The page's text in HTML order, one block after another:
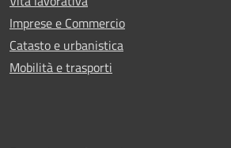
Imprese e Commercio
Catasto e urbanistica
Mobilità e trasporti